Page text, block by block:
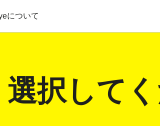
について
択して